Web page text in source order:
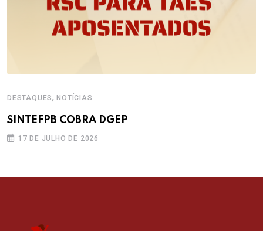
DESTAQUES,NOTÍCIAS
SINTEFPB COBRA DGEP
17 DE JULHO DE 2026